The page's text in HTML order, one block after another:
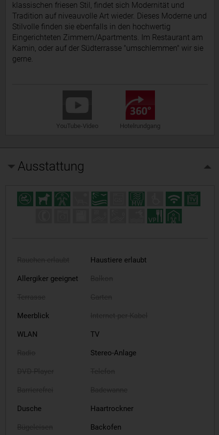
klassischen friesen Stil, findet sich Modernität und
Tradition auf niveauvolle Art wieder. Dieses Moderne und
Stilvolle finden sie ebenfalls in den hochwertig
Eingerichteten Zimmern/Apartments. Im Restaurant am
Kamin, oder auf der Südterrasse "umschlemmen" wir sie
gerne.
YouTube-Video Hotelrundgang
Ausstattung
Haustiere erlaubt
Allergiker geeignet
Meerblick
WLAN TV
Stereo-Anlage
Dusche Haartrockner
Backofen